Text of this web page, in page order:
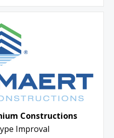
Constructions
Improval